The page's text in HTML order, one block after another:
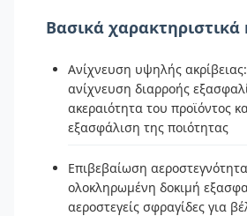
Βασικά χαρακτηριστικά
Ανίχνευση υψηλής
ανίχνευση διαρροής
ακεραιότητα του προϊόντος
εξασφάλιση της ποιότητας
Επιβεβαίωση
ολοκληρωμένη δοκιμή
αεροστεγείς σφραγίδες για